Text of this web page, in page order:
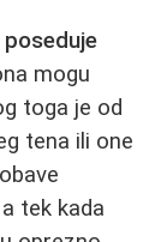
poseduje
mogu
toga je od
tena ili one
tek kada